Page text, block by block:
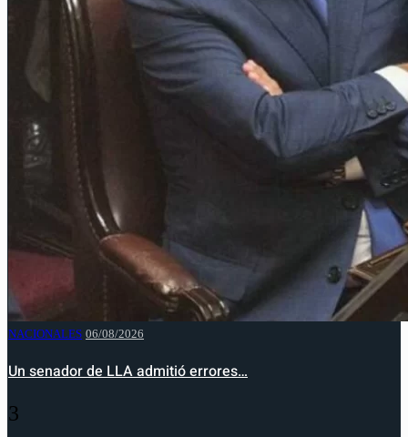
NACIONALES 06/08/2026
Un senador de LLA admitió errores…
3